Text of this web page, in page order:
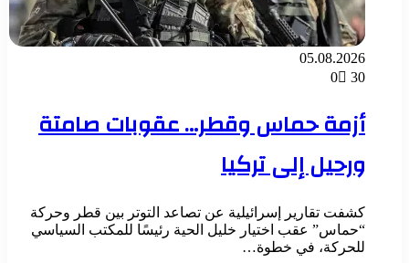
05.08.2026
0
30
أزمة حماس وقطر… عقوبات صامتة
ورحيل إلى تركيا
كشفت تقارير إسرائيلية عن تصاعد التوتر بين قطر وحركة
“حماس” عقب اختيار خليل الحية رئيسًا للمكتب السياسي
للحركة، في خطوة…